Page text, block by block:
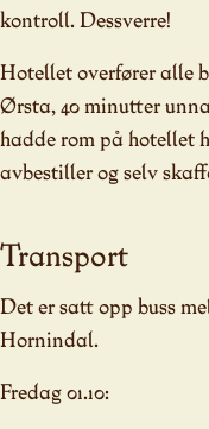
kontroll. Dessverre!
Hotellet overfører alle
Ørsta, 40 minutter
hadde rom på hotellet
avbestiller og selv
Transport
Det er satt opp buss
Hornindal.
Fredag 01.10: